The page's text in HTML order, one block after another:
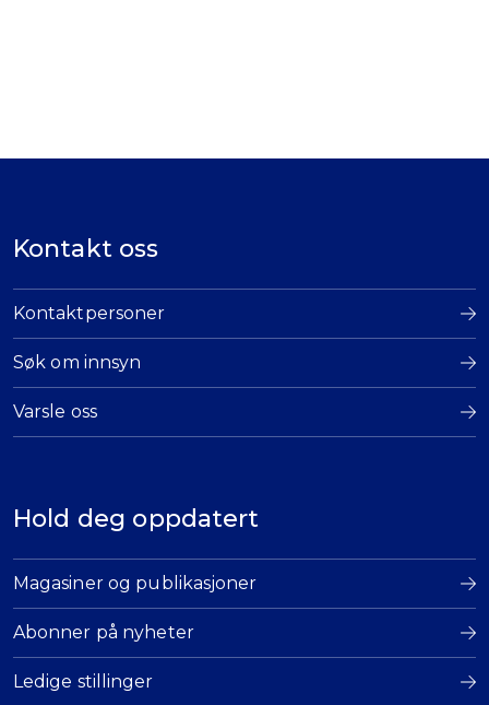
Kontakt oss
Kontaktpersoner
Søk om innsyn
Varsle oss
Hold deg oppdatert
Magasiner og publikasjoner
Abonner på nyheter
Ledige stillinger